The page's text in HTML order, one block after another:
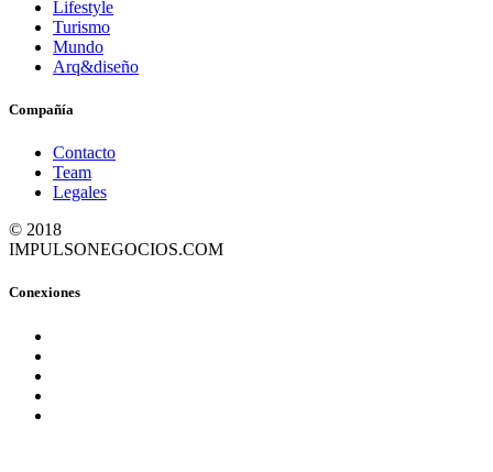
Lifestyle
Turismo
Mundo
Arq&diseño
Compañía
Contacto
Team
Legales
© 2018
IMPULSONEGOCIOS.COM
Conexiones